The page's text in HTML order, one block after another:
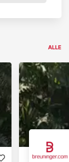
ALLE